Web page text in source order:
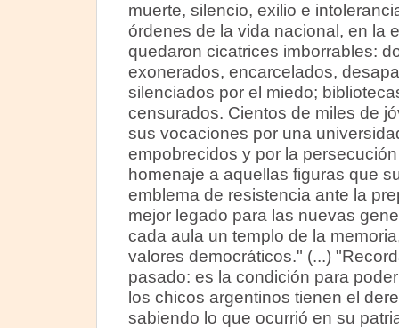
muerte, silencio, exilio e
órdenes de la vida nacional, en la
quedaron cicatrices imborrables:
exonerados, encarcelados,
silenciados por el miedo;
censurados. Cientos de miles de
sus vocaciones por una
empobrecidos y por la
homenaje a aquellas figuras que
emblema de resistencia ante la
mejor legado para las nuevas
cada aula un templo de la
valores democráticos." (...)
pasado: es la condición para
los chicos argentinos tienen el
sabiendo lo que ocurrió en su